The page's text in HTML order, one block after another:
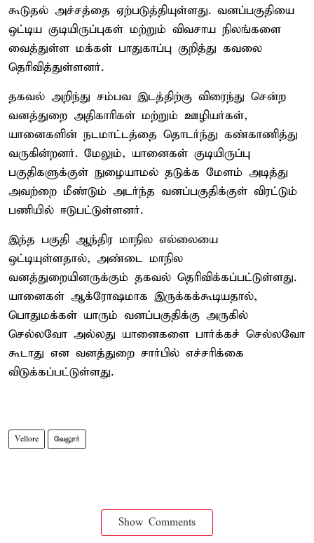
கூடுதல் அச்சத்தை ஏற்படுத்தியுள்ளது. வனப்பகுதியை
ஒட்டிய குடியிருப்புகள் மற்றும் விவசாய நிலங்களை
வைத்துள்ள மக்கள் பாதுகாப்பு குறித்து கவலை
தெரிவித்துள்ளனர்.
தகவல் அறிந்து சம்பவ இடத்திற்கு விரைந்து சென்ற
வனத்துறை அதிகாரிகள் மற்றும் ஊழியர்கள்,
யானைகளின் நடமாட்டத்தை தொடர்ந்து கண்காணித்து
வருகின்றனர். மேலும், யானைகள் குடியிருப்பு
பகுதிகளுக்குள் நுழையாமல் தடுக்க மேளம் அடித்து
அவற்றை மீண்டும் அடர்ந்த வனப்பகுதிக்குள் விரட்டும்
பணியில் ஈடுபட்டுள்ளனர்.
இந்த பகுதி ஆந்திர மாநில எல்லையை
ஒட்டியுள்ளதால், அண்டை மாநில
வனத்துறையினருக்கும் தகவல் தெரிவிக்கப்பட்டுள்ளது.
யானைகள் ஆக்ரோஷமாக இருக்கக்கூடியதால்,
பொதுமக்கள் யாரும் வனப்பகுதிக்கு அருகில்
செல்லவோ அல்லது யானைகளை பார்க்கச் செல்லவோ
கூடாது என வனத்துறை சார்பில் எச்சரிக்கை
விடுக்கப்பட்டுள்ளது.
Vellore வேலூர்
Show Comments